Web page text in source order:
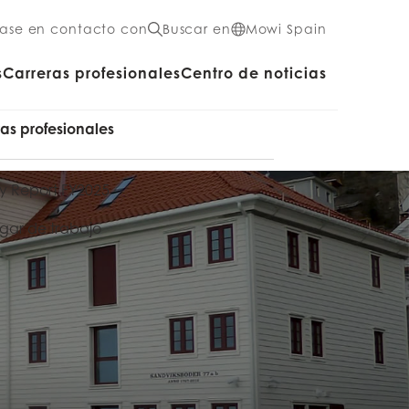
en contacto con Buscar en Mowi Spain
Report FY2025
Carreras profesionales
profesionales
de trabajo
Centro de noticias